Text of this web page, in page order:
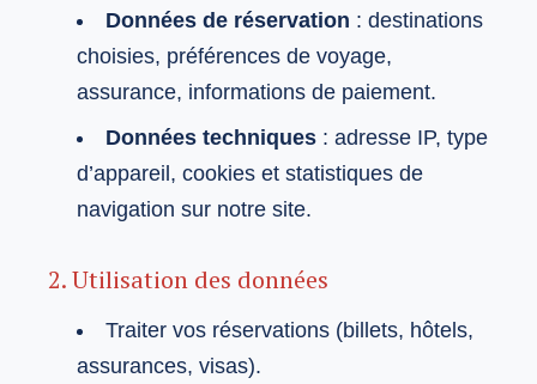
Données de réservation : destinations
choisies, préférences de voyage,
assurance, informations de paiement.
Données techniques : adresse IP, type
d’appareil, cookies et statistiques de
navigation sur notre site.
2. Utilisation des données
Traiter vos réservations (billets, hôtels,
assurances, visas).